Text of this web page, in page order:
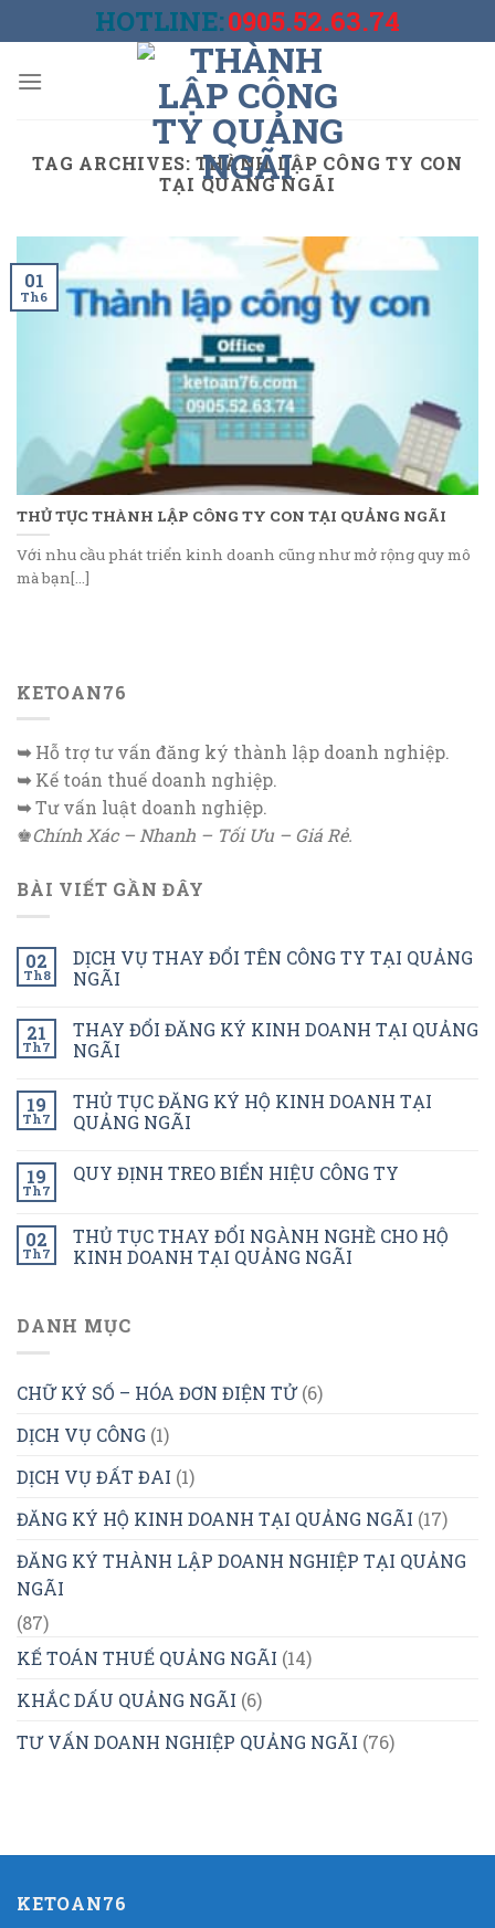
to
HOTLINE:0905.52.63.74
TAG ARCHIVES:THÀNH LẬP CÔNG TY CON
TẠI QUẢNG NGÃI
THỦ TỤC THÀNH LẬP CÔNG TY CON TẠI QUẢNG NGÃI
Với nhu cầu phát triển kinh doanh cũng như mở rộng quy mô
mà bạn[...]
01
Th6
KETOAN76
➥Hỗ trợ tư vấn đăng ký thành lập doanh nghiệp.
➥Kế toán thuế doanh nghiệp.
➥Tư vấn luật doanh nghiệp.
♚Chính Xác – Nhanh – Tối Ưu – Giá Rẻ.
BÀI VIẾT GẦN ĐÂY
02
Th8
DỊCH VỤ THAY ĐỔI TÊN CÔNG TY TẠI QUẢNG
NGÃI
21
Th7
THAY ĐỔI ĐĂNG KÝ KINH DOANH TẠI QUẢNG
NGÃI
19
Th7
THỦ TỤC ĐĂNG KÝ HỘ KINH DOANH TẠI
QUẢNG NGÃI
19
Th7
QUY ĐỊNH TREO BIỂN HIỆU CÔNG TY
02
Th7
THỦ TỤC THAY ĐỔI NGÀNH NGHỀ CHO HỘ
KINH DOANH TẠI QUẢNG NGÃI
DANH MỤC
CHỮ KÝ SỐ – HÓA ĐƠN ĐIỆN TỬ(6)
DỊCH VỤ CÔNG (1)
DỊCH VỤ ĐẤT ĐAI (1)
ĐĂNG KÝ HỘ KINH DOANH TẠI QUẢNG NGÃI (17)
ĐĂNG KÝ THÀNH LẬP DOANH NGHIỆP TẠI QUẢNG
NGÃI
(87)
KẾ TOÁN THUẾ QUẢNG NGÃI (14)
KHẮC DẤU QUẢNG NGÃI (6)
TƯ VẤN DOANH NGHIỆP QUẢNG NGÃI (76)
KETOAN76